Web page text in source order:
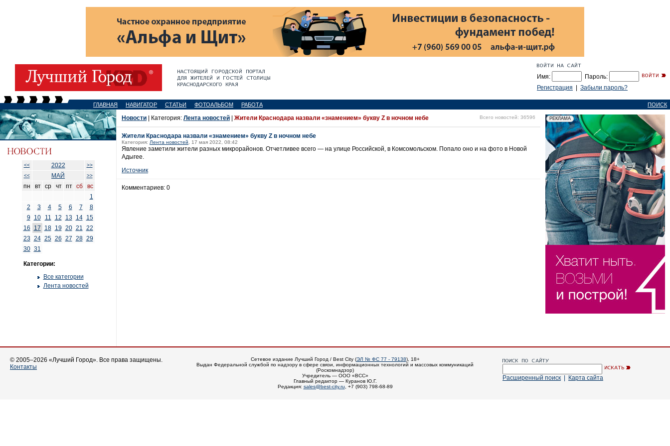
Имя:
Пароль:
Регистрация
Забыли пароль?
ГЛАВНАЯ НАВИГАТОР СТАТЬИ ФОТОАЛЬБОМ РАБОТА ПОИСК
<< 2022
>>
<<
МАЙ >>
пн вт ср чт пт сб
вс
1
2
3 4 5 6 7
8
9
10 11 12 13 14
15
16
17 18 19 20 21 22
23 24 25 26 27 28 29
30 31
Категории:
Все категории
Лента новостей
Новости | Категория: Лента новостей Жители Краснодара назвали «знамением» букву Z в ночном небе Всего новостей: 36596
Жители Краснодара назвали «знамением» букву Z в ночном небе
Категория: Лента новостей , 17 мая 2022, 08:42
Явление заметили жители разных микрорайонов. Отчетливее всего — на улице Российской, в Комсомольском. Попало оно и на фото в Новой
Адыгее.
Источник
Комментариев: 0
© 2005–2026 «Лучший Город». Все права защищены.
Контакты
Сетевое издание Лучший Город / Best City (ЭЛ № ФС 77 - 79138), 18+
Выдан Федеральной службой по надзору в сфере связи, информационных технологий и массовых коммуникаций
(Роскомнадзор)
Учредитель — ООО «ВСС»
Главный редактор — Куранов Ю.Г.
Редакция: sales@best-city.ru , +7 (903) 798-68-89
Расширенный поиск Карта сайта